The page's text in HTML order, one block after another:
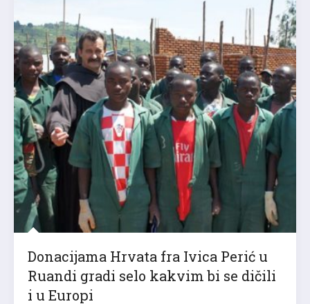
Donacijama Hrvata fra Ivica Perić u
Ruandi gradi selo kakvim bi se dičili
i u Europi